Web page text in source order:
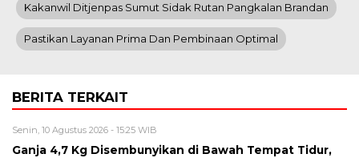
Kakanwil Ditjenpas Sumut Sidak Rutan Pangkalan Brandan
Pastikan Layanan Prima Dan Pembinaan Optimal
BERITA TERKAIT
Senin, 10 Agustus 2026 - 15:25 WIB
Ganja 4,7 Kg Disembunyikan di Bawah Tempat Tidur,